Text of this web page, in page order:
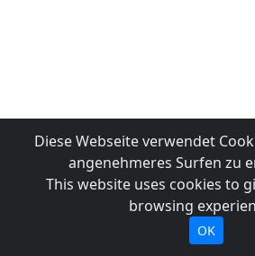
Diese Webseite verwendet
angenehmeres Surfen zu
This website uses cookies to
browsing
OK